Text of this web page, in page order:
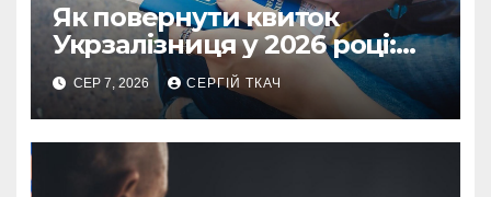
Як повернути квиток
Укрзалізниця у 2026 році:
правила і суми
СЕР 7, 2026 СЕРГІЙ ТКАЧ